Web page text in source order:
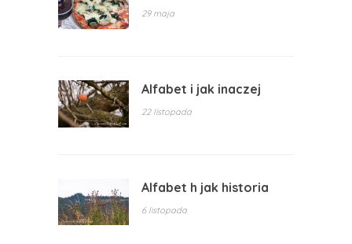
29 maja
Alfabet i jak inaczej
22 listopada
Alfabet h jak historia
6 listopada